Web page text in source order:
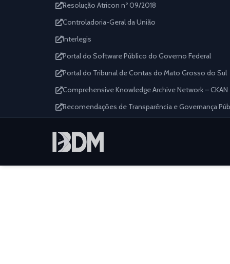
Resolução Atricon nº 09/2018
Controladoria-Geral da União
Interlegis
Portal do Software Público do Governo Federal
Portal do Tribunal de Contas do Mato Grosso do Sul
Comprehensive Knowledge Archive Network – CKAN
Recomendações de Transparência e Governança